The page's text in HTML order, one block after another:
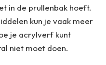
in de prullenbak hoeft.
kun je vaak meer
je acrylverf kunt
niet moet doen.